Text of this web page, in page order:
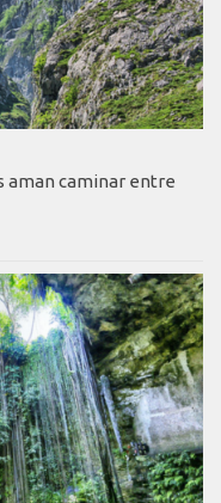
aman caminar entre